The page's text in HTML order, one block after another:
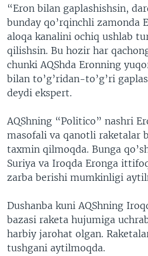
“Eron bilan gaplashishsin,
bunday qo’rqinchli zamonda
aloqa kanalini ochiq ushlab
qilishsin. Bu hozir har
chunki AQShda Eronning
bilan to’g’ridan-to’g’ri
deydi ekspert.
AQShning “Politico” nashri
masofali va qanotli raketalar
taxmin qilmoqda. Bunga
Suriya va Iroqda Eronga
zarba berishi mumkinligi
Dushanba kuni AQShning
bazasi raketa hujumiga
harbiy jarohat olgan.
tushgani aytilmoqda.